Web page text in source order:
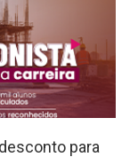
para